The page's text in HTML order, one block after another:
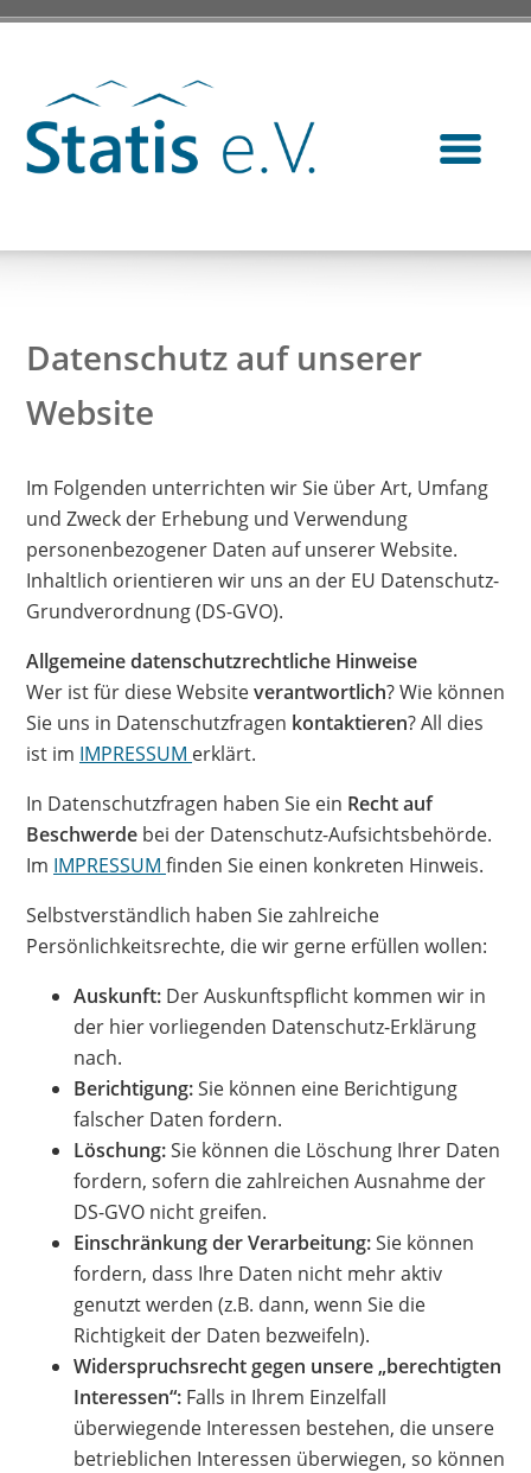
Datenschutz auf unserer
Website
Im Folgenden unterrichten wir Sie über Art, Umfang
und Zweck der Erhebung und Verwendung
personenbezogener Daten auf unserer Website.
Inhaltlich orientieren wir uns an der EU Datenschutz-
Grundverordnung (DS-GVO).
Allgemeine datenschutzrechtliche Hinweise
Wer ist für diese Websiteverantwortlich? Wie können
Sie uns in Datenschutzfragen kontaktieren? All dies
ist im IMPRESSUM erklärt.
In Datenschutzfragen haben Sie ein Recht auf
Beschwerde bei der Datenschutz-Aufsichtsbehörde.
Im IMPRESSUM finden Sie einen konkreten Hinweis.
Selbstverständlich haben Sie zahlreiche
Persönlichkeitsrechte, die wir gerne erfüllen wollen:
Auskunft: Der Auskunftspflicht kommen wir in
der hier vorliegenden Datenschutz-Erklärung
nach.
Berichtigung:Sie können eine Berichtigung
falscher Daten fordern.
Löschung:Sie können die Löschung Ihrer Daten
fordern, sofern die zahlreichen Ausnahme der
DS-GVO nicht greifen.
Einschränkung der Verarbeitung:Sie können
fordern, dass Ihre Daten nicht mehr aktiv
genutzt werden (z.B. dann, wenn Sie die
Richtigkeit der Daten bezweifeln).
Widerspruchsrecht gegen unsere „berechtigten
Interessen“: Falls in Ihrem Einzelfall
überwiegende Interessen bestehen, die unsere
betrieblichen Interessen überwiegen, so können